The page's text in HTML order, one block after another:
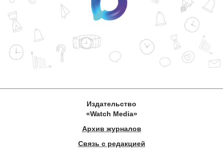
Издательство
«Watch Media»
Архив журналов
Связь с редакцией